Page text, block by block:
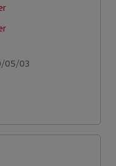
05/03